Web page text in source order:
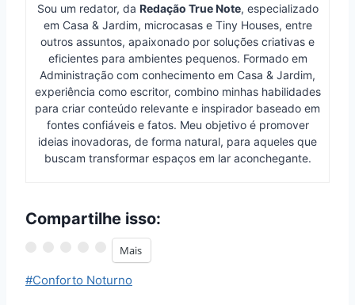
Sou um redator, da Redação True Note, especializado
em Casa & Jardim, microcasas e Tiny Houses, entre
outros assuntos, apaixonado por soluções criativas e
eficientes para ambientes pequenos. Formado em
Administração com conhecimento em Casa & Jardim,
experiência como escritor, combino minhas habilidades
para criar conteúdo relevante e inspirador baseado em
fontes confiáveis e fatos. Meu objetivo é promover
ideias inovadoras, de forma natural, para aqueles que
buscam transformar espaços em lar aconchegante.
Compartilhe isso:
Mais
Tags
#Conforto Noturno